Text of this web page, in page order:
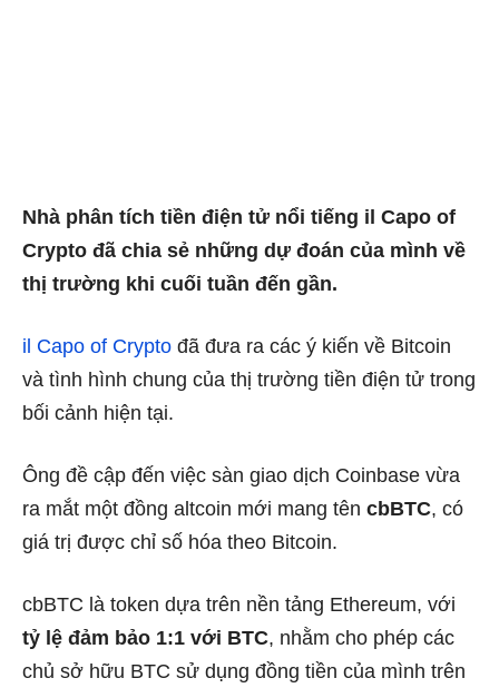
Nhà phân tích tiền điện tử nổi tiếng il Capo of
Crypto đã chia sẻ những dự đoán của mình về
thị trường khi cuối tuần đến gần.
il Capo of Crypto đã đưa ra các ý kiến về Bitcoin
và tình hình chung của thị trường tiền điện tử trong
bối cảnh hiện tại.
Ông đề cập đến việc sàn giao dịch Coinbase vừa
ra mắt một đồng altcoin mới mang tên cbBTC, có
giá trị được chỉ số hóa theo Bitcoin.
cbBTC là token dựa trên nền tảng Ethereum, với
tỷ lệ đảm bảo 1:1 với BTC, nhằm cho phép các
chủ sở hữu BTC sử dụng đồng tiền của mình trên